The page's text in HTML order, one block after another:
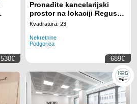
530€
Pronađite kancelarijski
prostor na lokaciji Regus
Business Tower
zaposlenih uz potpuno
uključenu uslugu
Kvadratura: 23
Nekretnine
Podgorica
689€